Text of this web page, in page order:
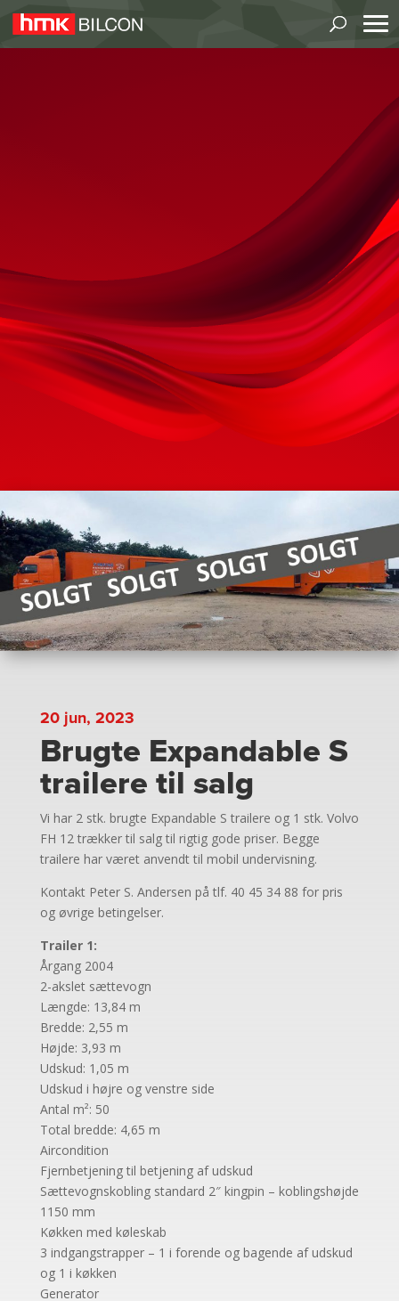
20 jun, 2023
Brugte Expandable S
trailere til salg
Vi har 2 stk. brugte Expandable S trailere og 1 stk. Volvo
FH 12 trækker til salg til rigtig gode priser. Begge
trailere har været anvendt til mobil undervisning.
Kontakt Peter S. Andersen på tlf. 40 45 34 88 for pris
og øvrige betingelser.
Trailer 1:
Årgang 2004
2-akslet sættevogn
Længde: 13,84 m
Bredde: 2,55 m
Højde: 3,93 m
Udskud: 1,05 m
Udskud i højre og venstre side
Antal m²: 50
Total bredde: 4,65 m
Aircondition
Fjernbetjening til betjening af udskud
Sættevognskobling standard 2″ kingpin – koblingshøjde
1150 mm
Køkken med køleskab
3 indgangstrapper – 1 i forende og bagende af udskud
og 1 i køkken
Generator